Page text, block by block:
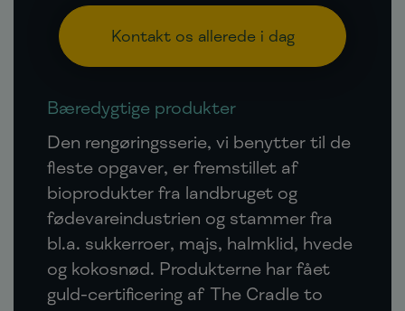
Kontakt os allerede i dag
Bæredygtige produkter
Den rengøringsserie, vi benytter til de
fleste opgaver, er fremstillet af
bioprodukter fra landbruget og
fødevareindustrien og stammer fra
bl.a. sukkerroer, majs, halmklid, hvede
og kokosnød. Produkterne har fået
guld-certificering af The Cradle to